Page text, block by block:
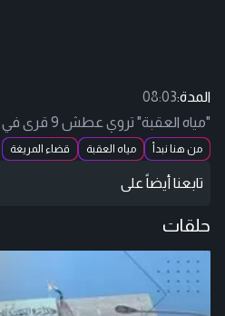
المدة:08:03
"مياه العقبة" تروي عطش 9 قرى في قضاء المريغة.
من هنا نبدأ مياه العقبة قضاء المريغة
تابعنا أيضاً على
حلقات